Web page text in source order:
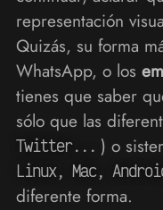
representación
Quizás, su forma
WhatsApp, o los
tienes que saber
sólo que las
Twitter... ) o
Linux, Mac,
diferente forma.